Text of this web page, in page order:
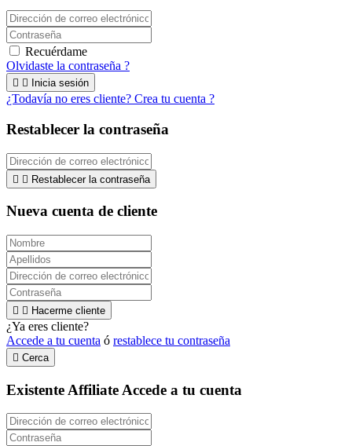
Recuérdame
Olvidaste la contraseña ?
  Inicia sesión
¿Todavía no eres cliente? Crea tu cuenta ?
Restablecer la contraseña
  Restablecer la contraseña
Nueva cuenta de cliente
  Hacerme cliente
¿Ya eres cliente?
Accede a tu cuenta ó restablece tu contraseña
 Cerca
Existente Affiliate Accede a tu cuenta